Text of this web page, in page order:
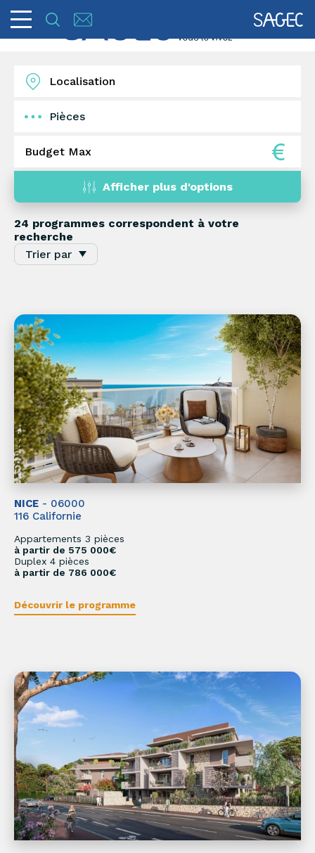
Pièces
1
Afficher plus d'options
24 programmes correspondent à votre
recherche
Trier par
NICE - 06000
116 Californie
Appartements 3 pièces
à partir de 575 000€
Duplex 4 pièces
à partir de 786 000€
Découvrir le programme